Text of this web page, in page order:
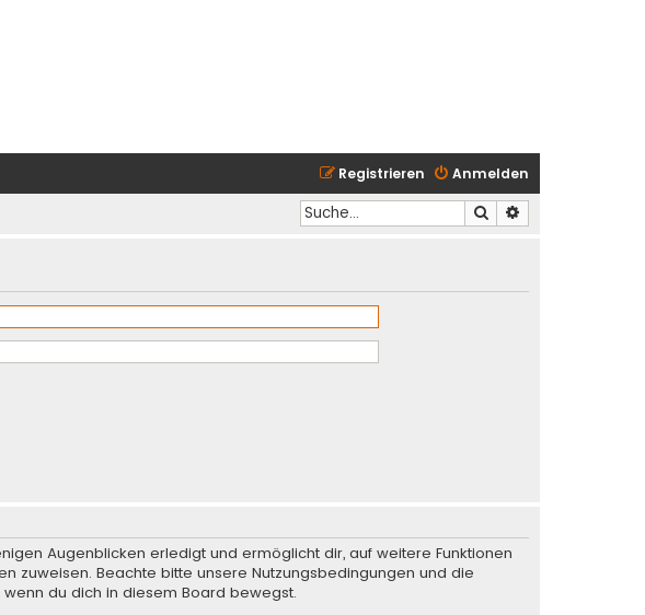
Anmelden
Registrieren
Suche
Augenblicken erledigt und ermöglicht dir, auf weitere Funktionen
zuweisen. Beachte bitte unsere Nutzungsbedingungen und die
du dich in diesem Board bewegst.